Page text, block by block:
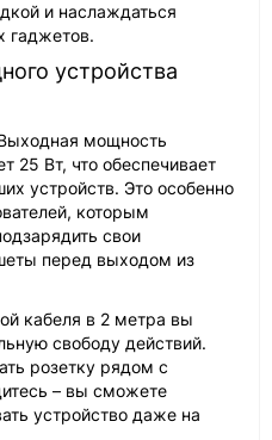
и наслаждаться
гаджетов.
устройства
мощность
25 Вт, что обеспечивает
устройств. Это особенно
которым
свои
перед выходом из
кабеля в 2 метра вы
свободу действий.
розетку рядом с
– вы сможете
устройство даже на